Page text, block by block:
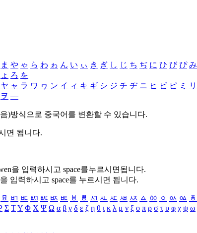
ま や ゃ ら わ ゎ ん い ぃ き ぎ し じ ち ぢ に ひ び ぴ み
ょ ろ を
ヤ ャ ラ ワ ヮ ン イ ィ キ ギ シ ジ チ ヂ ニ ヒ ビ ピ ミ リ
ヲ ―
)방식으로 중국어를 변환할 수 있습니다.
면 됩니다.
을 입력하시고 space를누르시면됩니다.
을 입력하시고 space를 누르시면 됩니다.
ㅱ ㅲ ㅳ ㅴ ㅵ ㅶ ㅷ ㅸ ㅹ ㅺ ㅻ ㅼ ㅽ ㅾ ㅿ ㆀ ㆁ ㆂ ㆃ ㆄ
Σ ΤΥ Φ Χ Ψ Ω α β γ δ ε ζ η θ ι κ λ μ ν ξ ο π ρ σ τ υ φ χ ψ ω